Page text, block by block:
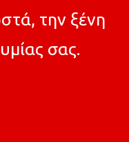
την ξένη
σας.